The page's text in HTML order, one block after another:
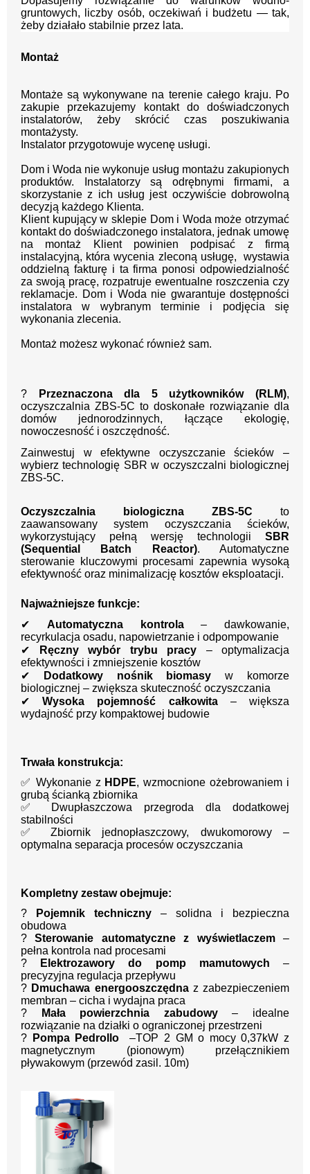
gruntowych, liczby osób, oczekiwań i budżetu — tak,
żeby działało stabilnie przez lata.
Montaż
Montaże są wykonywane na terenie całego kraju. Po
zakupie przekazujemy kontakt do doświadczonych
instalatorów, żeby skrócić czas poszukiwania
montażysty.
Instalator przygotowuje wycenę usługi.
Dom i Woda nie wykonuje usług montażu zakupionych
produktów. Instalatorzy są odrębnymi firmami, a
skorzystanie z ich usług jest oczywiście dobrowolną
decyzją każdego Klienta.
Klient kupujący w sklepie Dom i Woda może otrzymać
kontakt do doświadczonego instalatora, jednak umowę
na montaż Klient powinien podpisać z firmą
instalacyjną, która wycenia zleconą usługę, wystawia
oddzielną fakturę i ta firma ponosi odpowiedzialność
za swoją pracę, rozpatruje ewentualne roszczenia czy
reklamacje. Dom i Woda nie gwarantuje dostępności
instalatora w wybranym terminie i podjęcia się
wykonania zlecenia.
Montaż możesz wykonać również sam.
? Przeznaczona dla 5 użytkowników (RLM),
oczyszczalnia ZBS-5C to doskonałe rozwiązanie dla
domów jednorodzinnych, łączące ekologię,
nowoczesność i oszczędność.
Zainwestuj w efektywne oczyszczanie ścieków –
wybierz technologię SBR w oczyszczalni biologicznej
ZBS-5C.
Oczyszczalnia biologiczna ZBS-5C to
zaawansowany system oczyszczania ścieków,
wykorzystujący pełną wersję technologii SBR
(Sequential Batch Reactor). Automatyczne
sterowanie kluczowymi procesami zapewnia wysoką
efektywność oraz minimalizację kosztów eksploatacji.
Najważniejsze funkcje:
✔ Automatyczna kontrola– dawkowanie,
recyrkulacja osadu, napowietrzanie i odpompowanie
✔
Ręczny wybór trybu pracy – optymalizacja
efektywności i zmniejszenie kosztów
✔
Dodatkowy nośnik biomasy w komorze
biologicznej – zwiększa skuteczność oczyszczania
✔Wysoka pojemność całkowita– większa
wydajność przy kompaktowej budowie
Trwała konstrukcja:
✅ Wykonanie z HDPE, wzmocnione ożebrowaniem i
grubą ścianką zbiornika
✅ Dwupłaszczowa przegroda dla dodatkowej
stabilności
✅ Zbiornik jednopłaszczowy, dwukomorowy –
optymalna separacja procesów oczyszczania
Kompletny zestaw obejmuje:
?
Pojemnik techniczny – solidna i bezpieczna
obudowa
?Sterowanie automatyczne z wyświetlaczem–
pełna kontrola nad procesami
?
Elektrozawory do pomp mamutowych –
precyzyjna regulacja przepływu
? Dmuchawa energooszczędnaz zabezpieczeniem
membran – cicha i wydajna praca
?
Mała powierzchnia zabudowy– idealne
rozwiązanie na działki o ograniczonej przestrzeni
?
Pompa Pedrollo –TOP 2 GM o mocy 0,37kW z
magnetycznym (pionowym) przełącznikiem
pływakowym (przewód zasil. 10m)